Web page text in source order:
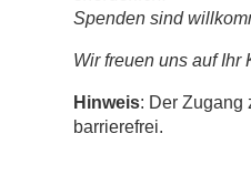
Spenden sind
Wir freuen uns auf Ihr
Hinweis: Der Zugang
barrierefrei.